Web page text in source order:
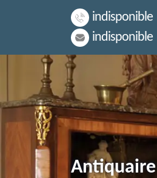
indisponible
indisponible